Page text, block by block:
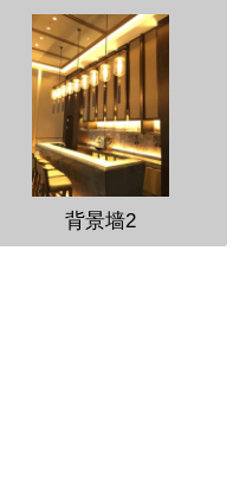
背景墙2